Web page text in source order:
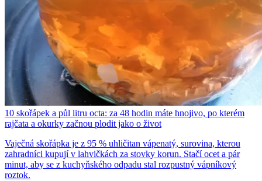
10 skořápek a půl litru octa: za 48 hodin máte hnojivo, po kterém
rajčata a okurky začnou plodit jako o život
Vaječná skořápka je z 95 % uhličitan vápenatý, surovina, kterou
zahradníci kupují v lahvičkách za stovky korun. Stačí ocet a pár
minut, aby se z kuchyňského odpadu stal rozpustný vápníkový
roztok.